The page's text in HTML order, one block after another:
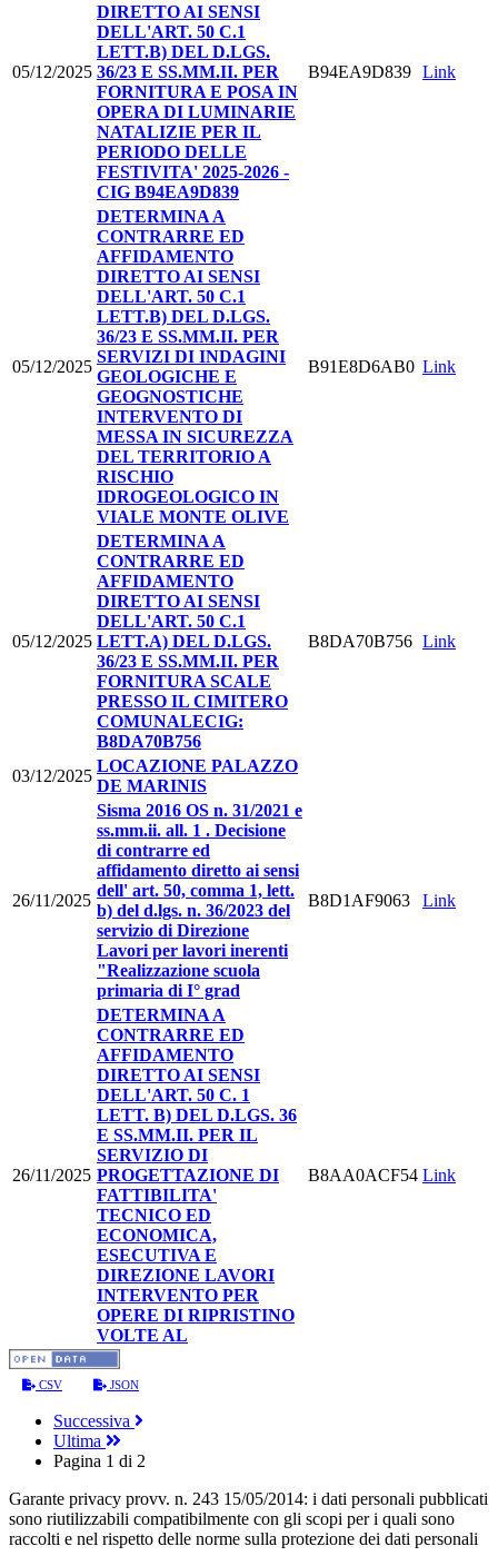
05/12/2025
DIRETTO AI SENSI
DELL'ART. 50 C.1
LETT.B) DEL D.LGS.
36/23 E SS.MM.II. PER
FORNITURA E POSA IN
OPERA DI LUMINARIE
NATALIZIE PER IL
PERIODO DELLE
FESTIVITA' 2025-2026 -
CIG B94EA9D839
B94EA9D839 Link
05/12/2025
DETERMINA A
CONTRARRE ED
AFFIDAMENTO
DIRETTO AI SENSI
DELL'ART. 50 C.1
LETT.B) DEL D.LGS.
36/23 E SS.MM.II. PER
SERVIZI DI INDAGINI
GEOLOGICHE E
GEOGNOSTICHE
INTERVENTO DI
MESSA IN SICUREZZA
DEL TERRITORIO A
RISCHIO
IDROGEOLOGICO IN
VIALE MONTE OLIVE
B91E8D6AB0 Link
05/12/2025
DETERMINA A
CONTRARRE ED
AFFIDAMENTO
DIRETTO AI SENSI
DELL'ART. 50 C.1
LETT.A) DEL D.LGS.
36/23 E SS.MM.II. PER
FORNITURA SCALE
PRESSO IL CIMITERO
COMUNALECIG:
B8DA70B756
B8DA70B756 Link
03/12/2025
LOCAZIONE PALAZZO
DE MARINIS
26/11/2025
Sisma 2016 OS n. 31/2021 e
ss.mm.ii. all. 1 . Decisione
di contrarre ed
affidamento diretto ai sensi
dell' art. 50, comma 1, lett.
b) del d.lgs. n. 36/2023 del
servizio di Direzione
Lavori per lavori inerenti
"Realizzazione scuola
primaria di I° grad
B8D1AF9063 Link
26/11/2025
DETERMINA A
CONTRARRE ED
AFFIDAMENTO
DIRETTO AI SENSI
DELL'ART. 50 C. 1
LETT. B) DEL D.LGS. 36
E SS.MM.II. PER IL
SERVIZIO DI
PROGETTAZIONE DI
FATTIBILITA'
TECNICO ED
ECONOMICA,
ESECUTIVA E
DIREZIONE LAVORI
INTERVENTO PER
OPERE DI RIPRISTINO
VOLTE AL
B8AA0ACF54 Link
CSV JSON
Successiva
Ultima
Pagina 1 di 2
Garante privacy provv. n. 243 15/05/2014: i dati personali pubblicati
sono riutilizzabili compatibilmente con gli scopi per i quali sono
raccolti e nel rispetto delle norme sulla protezione dei dati personali